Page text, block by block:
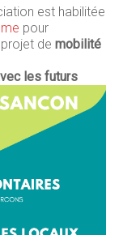
est habilitée
pour
de mobilité
les futurs